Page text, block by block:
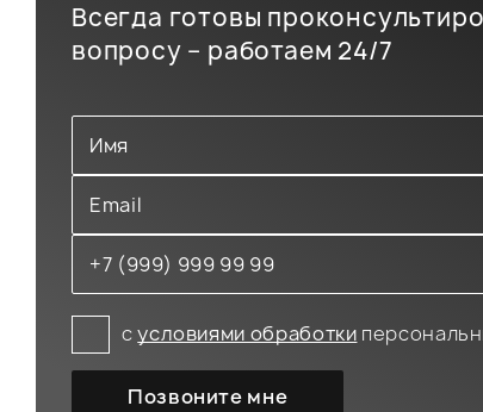
Всегда готовы
вопросу – работаем 24/7
сусловиями обработки